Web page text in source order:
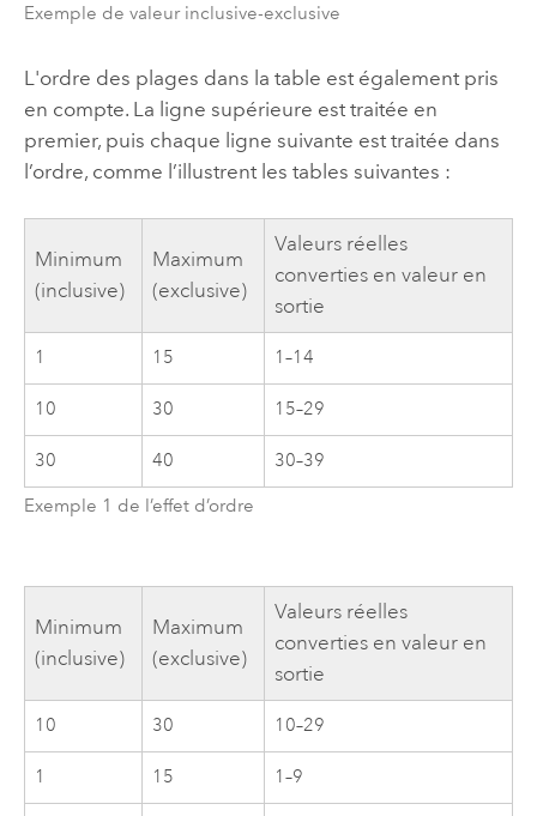
Exemple de valeur inclusive-exclusive
L'ordre des plages dans la table est également pris
en compte. La ligne supérieure est traitée en
premier, puis chaque ligne suivante est traitée dans
l’ordre, comme l’illustrent les tables suivantes :
Minimum
(inclusive)
Maximum
(exclusive)
Valeurs réelles
converties en valeur en
sortie
1 15 1–14
10 30 15–29
30 40 30–39
Exemple 1 de l’effet d’ordre
Minimum
(inclusive)
Maximum
(exclusive)
Valeurs réelles
converties en valeur en
sortie
10 30 10–29
1 15 1–9